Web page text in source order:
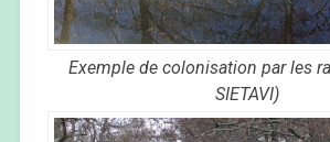
Exemple de colonisation par les
SIETAVI)